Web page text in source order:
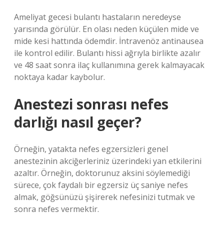
Ameliyat gecesi bulantı hastaların neredeyse
yarısında görülür. En olası neden küçülen mide ve
mide kesi hattında ödemdir. İntravenöz antinausea
ile kontrol edilir. Bulantı hissi ağrıyla birlikte azalır
ve 48 saat sonra ilaç kullanımına gerek kalmayacak
noktaya kadar kaybolur.
Anestezi sonrası nefes
darlığı nasıl geçer?
Örneğin, yatakta nefes egzersizleri genel
anestezinin akciğerleriniz üzerindeki yan etkilerini
azaltır. Örneğin, doktorunuz aksini söylemediği
sürece, çok faydalı bir egzersiz üç saniye nefes
almak, göğsünüzü şişirerek nefesinizi tutmak ve
sonra nefes vermektir.